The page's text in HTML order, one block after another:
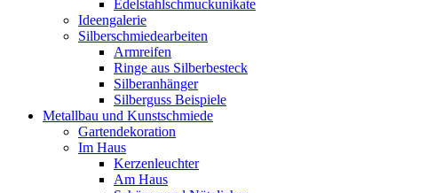
Edelstahlschmuckunikate
Ideengalerie
Silberschmiedearbeiten
Armreifen
Ringe aus Silberbesteck
Silberanhänger
Silberguss Beispiele
Metallbau und Kunstschmiede
Gartendekoration
Im Haus
Kerzenleuchter
Am Haus